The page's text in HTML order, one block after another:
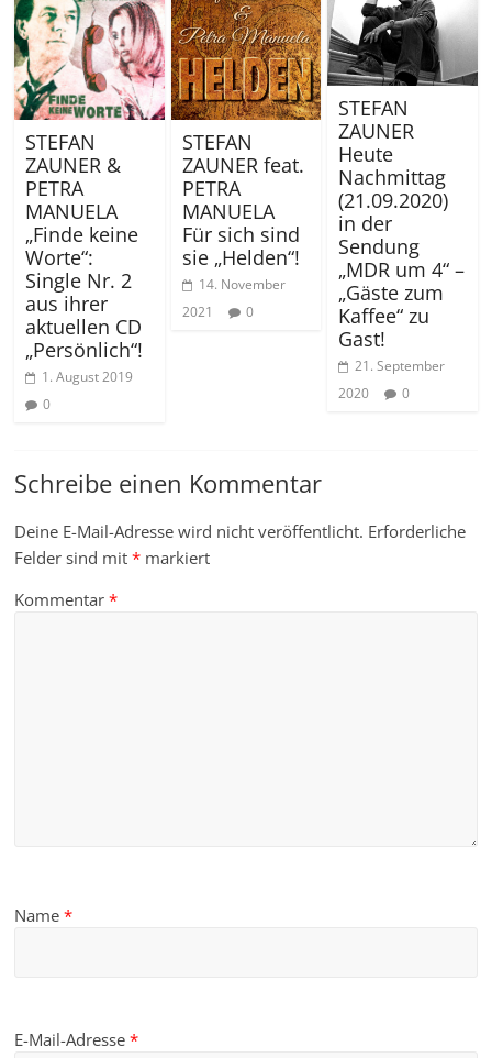
STEFAN
ZAUNER &
PETRA
MANUELA
„Finde keine
Worte“:
Single Nr. 2
aus ihrer
aktuellen CD
„Persönlich“!
1. August 2019
0
STEFAN
ZAUNER feat.
PETRA
MANUELA
Für sich sind
sie „Helden“!
14. November
2021
0
STEFAN
ZAUNER
Heute
Nachmittag
(21.09.2020)
in der
Sendung
„MDR um 4“ –
„Gäste zum
Kaffee“ zu
Gast!
21. September
2020
0
Schreibe einen Kommentar
Deine E-Mail-Adresse wird nicht veröffentlicht. Erforderliche
Felder sind mit* markiert
Kommentar*
Name*
E-Mail-Adresse*